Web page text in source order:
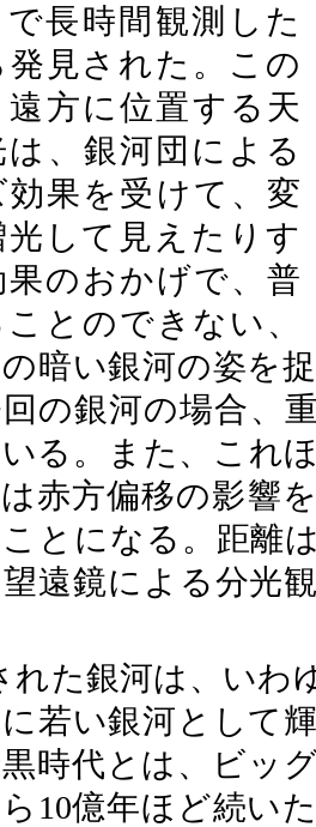
長時間観測した
見された。この
方に位置する天
、銀河団による
果を受けて、変
して見えたりす
のおかげで、普
とのできない、
暗い銀河の姿を
の銀河の場合、
る。また、これ
赤方偏移の影響
とになる。距離
遠鏡による分光
れた銀河は、いわ
若い銀河として
時代とは、ビッ
10億年ほど続い